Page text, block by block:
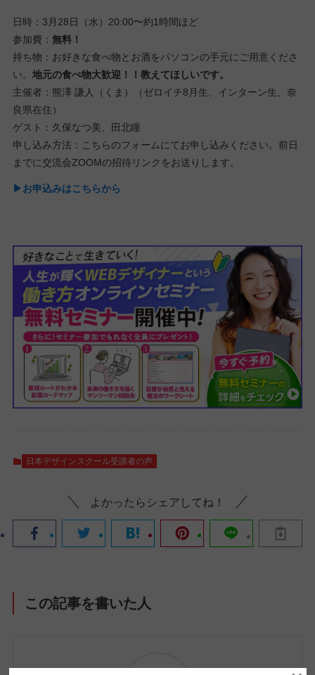
日時：3月28日（水）20:00〜約1時間ほど
参加費： 無料！
持ち物：お好きな食べ物とお酒をパソコンの手元にご用意くださ
い。 地元の食べ物大歓迎！！教えてほしいです。
主催者：熊澤 謙人（くま）（ゼロイチ8月生、インターン生、奈
良県在住）
ゲスト：久保なつ美、田北瞳
申し込み方法：こちらのフォームにてお申し込みください。前日
までに交流会ZOOMの招待リンクをお送りします。
▶お申込みはこちらから
日本デザインスクール受講者の声
よかったらシェアしてね！
この記事を書いた人